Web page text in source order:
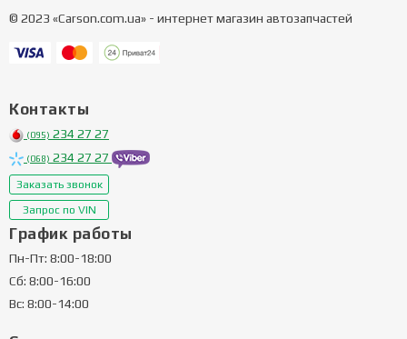
© 2023 «Carson.com.ua» - интернет магазин автозапчастей
Контакты
(095) 234 27 27
(068) 234 27 27
Заказать звонок
Запрос по VIN
График работы
Пн-Пт: 8:00-18:00
Сб: 8:00-16:00
Вс: 8:00-14:00